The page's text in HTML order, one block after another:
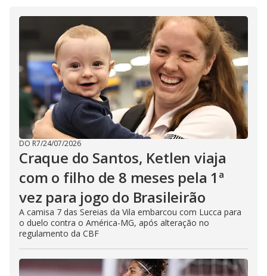
DO R7/24/07/2026
Craque do Santos, Ketlen viaja
com o filho de 8 meses pela 1ª
vez para jogo do Brasileirão
A camisa 7 das Sereias da Vila embarcou com Lucca para
o duelo contra o América-MG, após alteração no
regulamento da CBF